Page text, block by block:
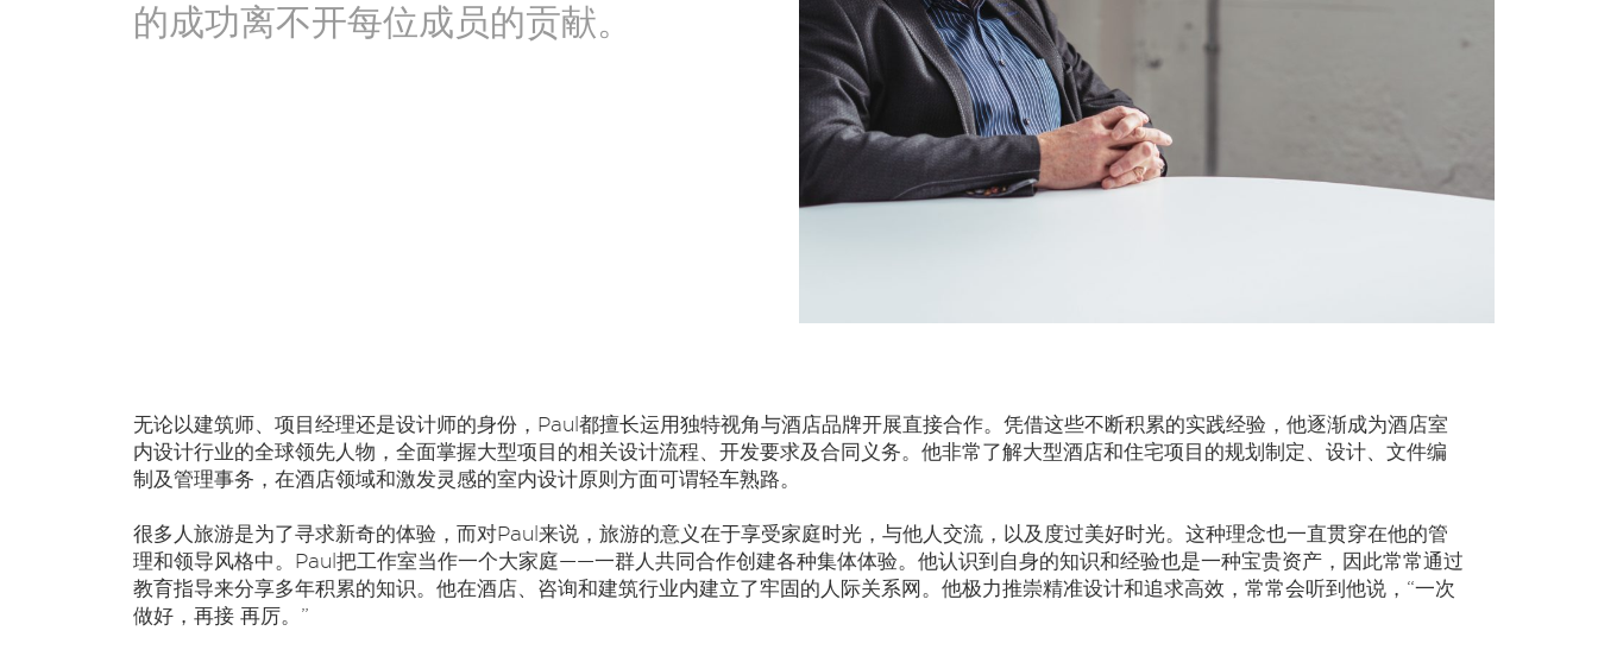
的成功离不开每位成员的贡献。
无论以建筑师、项目经理还是设计师的身份，Paul都擅长运用独特视角与酒店品牌开展直接合作。凭借这些不断积累的实践经验，他逐渐成为酒店室
内设计行业的全球领先人物，全面掌握大型项目的相关设计流程、开发要求及合同义务。他非常了解大型酒店和住宅项目的规划制定、设计、文件编
制及管理事务，在酒店领域和激发灵感的室内设计原则方面可谓轻车熟路。
很多人旅游是为了寻求新奇的体验，而对Paul来说，旅游的意义在于享受家庭时光，与他人交流，以及度过美好时光。这种理念也一直贯穿在他的管
理和领导风格中。Paul把工作室当作一个大家庭——一群人共同合作创建各种集体体验。他认识到自身的知识和经验也是一种宝贵资产，因此常常通过
教育指导来分享多年积累的知识。他在酒店、咨询和建筑行业内建立了牢固的人际关系网。他极力推崇精准设计和追求高效，常常会听到他说，“一次
做好，再接 再厉。”